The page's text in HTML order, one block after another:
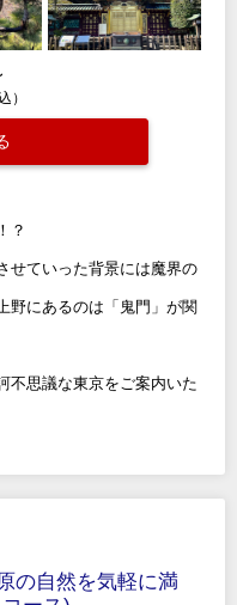
）
？
せていった背景には魔界の
野にあるのは「鬼門」が関
不思議な東京をご案内いた
の自然を気軽に満